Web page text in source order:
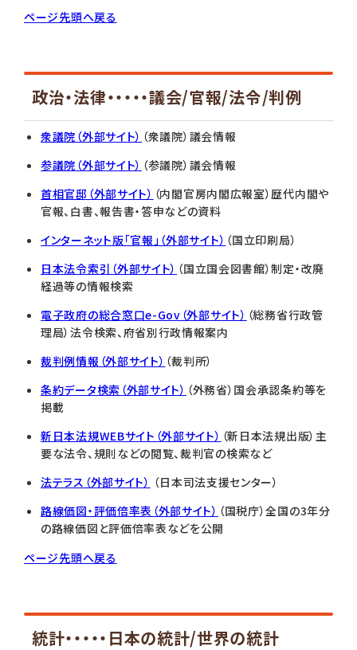
ページ先頭へ戻る
政治・法律・・・・・議会/官報/法令/判例
衆議院（外部サイト） （衆議院）議会情報
参議院（外部サイト） （参議院）議会情報
首相官邸（外部サイト） （内閣官房内閣広報室）歴代内閣や
官報、白書、報告書・答申などの資料
インターネット版「官報」（外部サイト） （国立印刷局）
日本法令索引（外部サイト） （国立国会図書館）制定・改廃
経過等の情報検索
電子政府の総合窓口e-Gov（外部サイト） （総務省行政管
理局）法令検索、府省別行政情報案内
裁判例情報（外部サイト） （裁判所）
条約データ検索（外部サイト） （外務省）国会承認条約等を
掲載
新日本法規WEBサイト（外部サイト） （新日本法規出版）主
要な法令、規則などの閲覧、裁判官の検索など
法テラス（外部サイト） （日本司法支援センター）
路線価図・評価倍率表（外部サイト） （国税庁）全国の3年分
の路線価図と評価倍率表などを公開
ページ先頭へ戻る
統計・・・・・日本の統計/世界の統計